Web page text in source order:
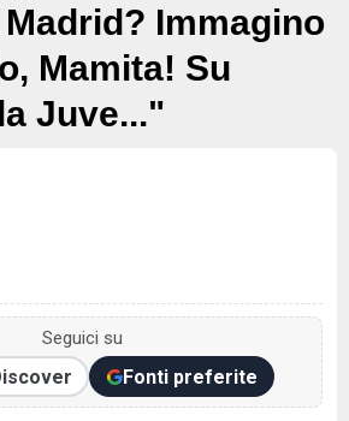
Immagino
Mamita! Su
Juve..."
Seguici su
Fonti preferite